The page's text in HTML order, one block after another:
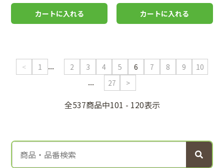
< 1 ... 2 3 4 5 6 7 8 9 10
... 27 >
全537商品中101 - 120表示